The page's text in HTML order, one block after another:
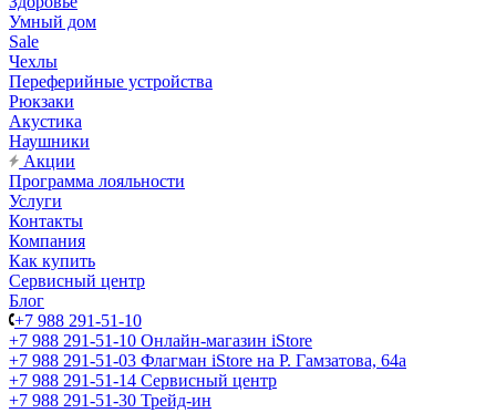
Умный дом
Sale
Чехлы
Переферийные устройства
Рюкзаки
Акустика
Наушники
Акции
Программа лояльности
Услуги
Контакты
Компания
Как купить
Сервисный центр
Блог
+7 988 291-51-10
+7 988 291-51-10 Онлайн-магазин iStore
+7 988 291-51-03 Флагман iStore на Р. Гамзатова, 64а
+7 988 291-51-14 Сервисный центр
+7 988 291-51-30 Трейд-ин